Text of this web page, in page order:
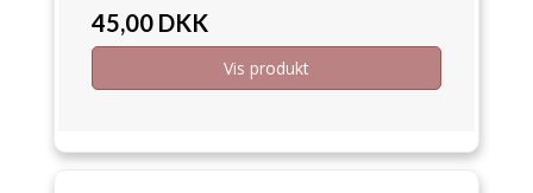
45,00 DKK
Vis produkt